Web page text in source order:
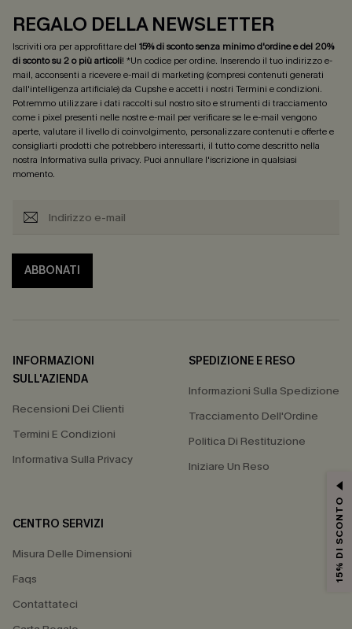
REGALO DELLA NEWSLETTER
Iscriviti ora per approfittare del 15% di sconto senza minimo d'ordine e del 20%
di sconto su 2 o più articoli! *Un codice per ordine. Inserendo il tuo indirizzo e-
mail, acconsenti a ricevere e-mail di marketing (compresi contenuti generati
dall'intelligenza artificiale) da Cupshe e accetti i nostri Termini e condizioni.
Potremmo utilizzare i dati raccolti sul nostro sito e strumenti di tracciamento
come i pixel presenti nelle nostre e-mail per verificare se le e-mail vengono
aperte, valutare il livello di coinvolgimento, personalizzare contenuti e offerte e
consigliarti prodotti che potrebbero interessarti, il tutto come descritto nella
nostra Informativa sulla privacy. Puoi annullare l'iscrizione in qualsiasi
momento.
ABBONATI
INFORMAZIONI
SULL'AZIENDA
Recensioni Dei Clienti
Termini E Condizioni
Informativa Sulla Privacy
SPEDIZIONE E RESO
Informazioni Sulla Spedizione
Tracciamento Dell'Ordine
Politica Di Restituzione
Iniziare Un Reso
CENTRO SERVIZI
Misura Delle Dimensioni
Faqs
Contattateci
15% DI SCONTO